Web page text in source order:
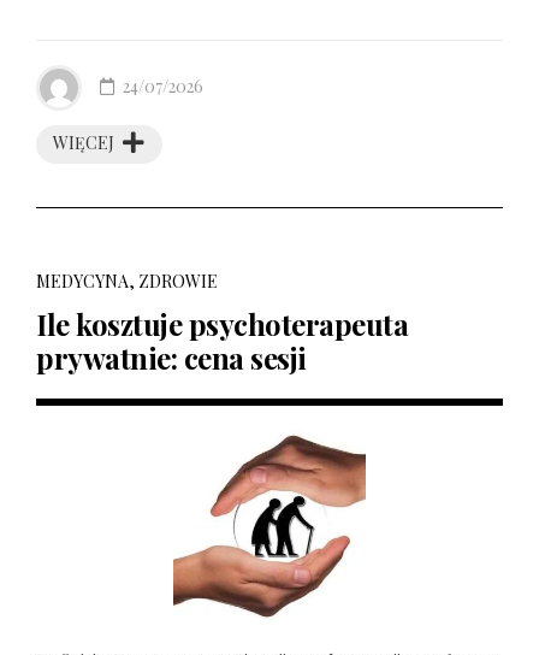
WIĘCEJ
24/07/2026
MEDYCYNA, ZDROWIE
Ile kosztuje psychoterapeuta
prywatnie: cena sesji